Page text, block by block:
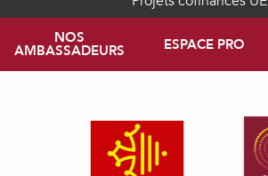
NOS
AMBASSADEURS ESPACE PRO